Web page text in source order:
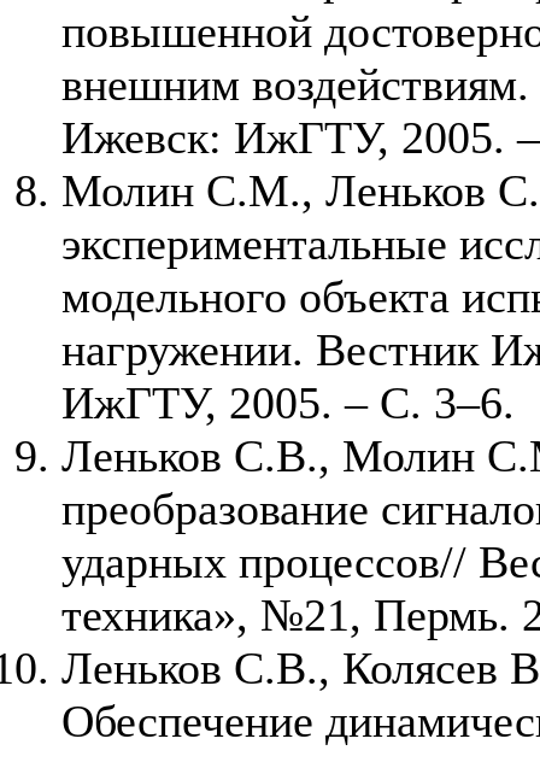
повышенной
внешним
Ижевск: ИжГТУ, 2005.
Молин С.М., Леньков
экспериментальные
модельного объекта
нагружении. Вестник
ИжГТУ, 2005. – С. 3–6.
Леньков С.В., Молин
преобразование
ударных процессов//
техника», №21, Пермь.
Леньков С.В.,
Обеспечение